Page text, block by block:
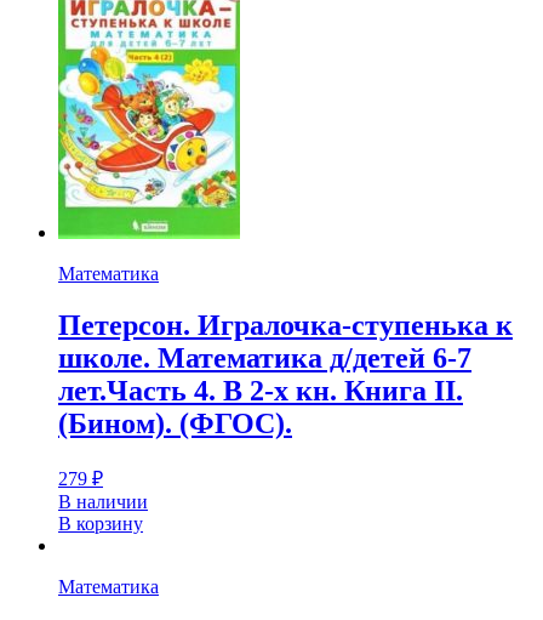
Математика
Петерсон. Игралочка-ступенька к
школе. Математика д/детей 6-7
лет.Часть 4. В 2-х кн. Книга II.
(Бином). (ФГОС).
279 ₽
В наличии
В корзину
Математика